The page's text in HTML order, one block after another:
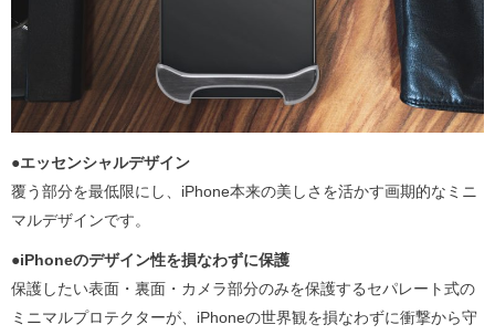
●エッセンシャルデザイン
覆う部分を最低限にし、iPhone本来の美しさを活かす画期的なミニ
マルデザインです。
●iPhoneのデザイン性を損なわずに保護
保護したい表面・裏面・カメラ部分のみを保護するセパレート式の
ミニマルプロテクターが、iPhoneの世界観を損なわずに衝撃から守